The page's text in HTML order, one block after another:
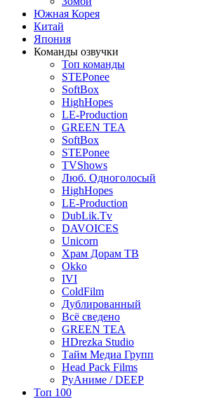
Южная Корея
Китай
Япония
Команды озвучки
Топ команды
STEPonee
SoftBox
HighHopes
LE-Production
GREEN TEA
SoftBox
STEPonee
TVShows
Люб. Одноголосый
HighHopes
LE-Production
DubLik.Tv
DAVOICES
Unicorn
Храм Дорам ТВ
Okko
IVI
ColdFilm
Дублированный
Всё сведено
GREEN TEA
HDrezka Studio
Тайм Медиа Групп
Head Pack Films
РуАниме / DEEP
Топ 100